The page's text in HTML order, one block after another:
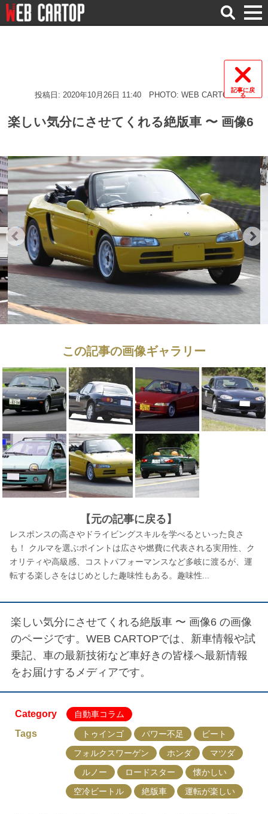
検
索
記事に戻
る
投稿日: 2020年10月26日 11:40 PHOTO: WEB CARTOP
楽しい気分にさせてくれる絶版車 〜 画像6
この記事の画像ギャラリー
【元の記事に戻る】
レスポンスの高さやドライビングスキルを学べるといった良さ
も！ クルマを選ぶポイントは広さや燃費に代表される実用性、ク
オリティや高級感、コストパフォーマンスなど多岐に渡るが、運
転する楽しさをはじめとした趣味性もある。趣味性...
楽しい気分にさせてくれる絶版車 〜 画像6 の画像
のページです。WEB CARTOPでは、新車情報や試
乗記、車の最新技術など車好きの皆様へ最新情報
をお届けするメディアです。
Category 自動車コラム
Tags トゥインゴ パワー不足
ビート
フォルクスワーゲン
ホンダ
マツダ
ルノー
ロードスター
懐かしい
空冷ビートル
絶版車 運転が楽しい